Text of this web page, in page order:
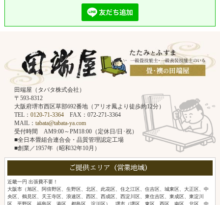
田端屋（タバタ株式会社）
〒593-8312
大阪府堺市西区草部692番地（アリオ鳳より徒歩約12分）
TEL： 0120-71-3364FAX：072-271-3364
MAIL： tabata@tabata-ya.com
受付時間 AM9:00～PM18:00（定休日/日･祝）
■全日本畳組合連合会・品質管理認定工場
■創業／1957年（昭和32年10月）
ご提供エリア（営業地域）
近畿一円 出張費不要！
大阪市（旭区、阿倍野区、生野区、北区、此花区、住之江区、住吉区、城東区、大正区、中
央区、鶴見区、天王寺区、浪速区、西区、西成区、西淀川区、東住吉区、東成区、東淀川